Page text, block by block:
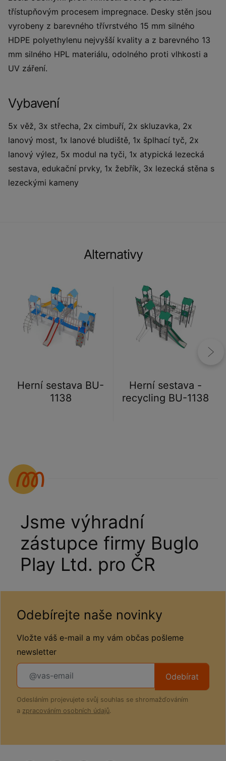
třístupňovým procesem impregnace. Desky stěn jsou
vyrobeny z barevného třívrstvého 15 mm silného
HDPE polyethylenu nejvyšší kvality a z barevného 13
mm silného HPL materiálu, odolného proti vlhkosti a
UV záření.
Vybavení
5x věž, 3x střecha, 2x cimbuří, 2x skluzavka, 2x
lanový most, 1x lanové bludiště, 1x šplhací tyč, 2x
lanový výlez, 5x modul na tyči, 1x atypická lezecká
sestava, edukační prvky, 1x žebřík, 3x lezecká stěna s
lezeckými kameny
Alternativy
Herní sestava BU-
1138
Herní sestava -
recycling BU-1138
Jsme výhradní
zástupce firmy Buglo
Play Ltd. pro ČR
Odebírejte naše novinky
Vložte váš e-mail a my vám občas pošleme
newsletter
Odebírat
Odesláním projevujete svůj souhlas se shromažďováním
a zpracováním osobních údajů.